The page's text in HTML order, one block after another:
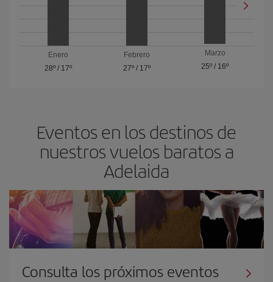
Enero
28º/ 17º
Febrero
27º/ 17º
Marzo
25º / 16º
Eventos en los destinos de
nuestros vuelos baratos a
Adelaida
Consulta los próximos eventos